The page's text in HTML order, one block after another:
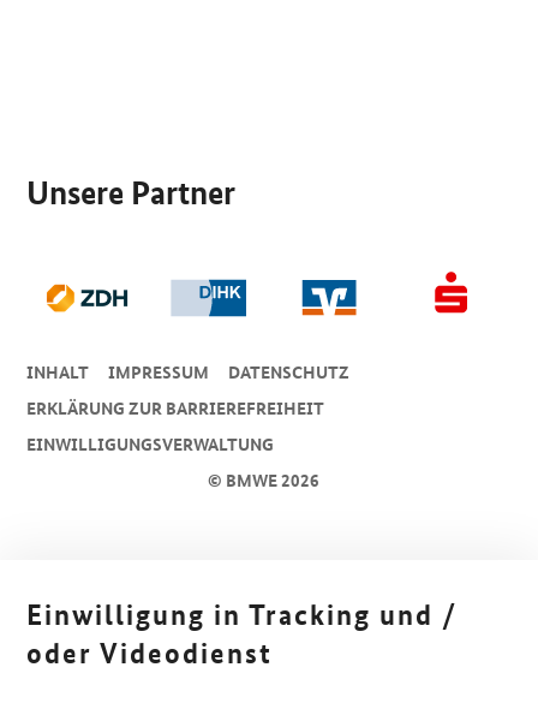
Unsere Partner
© BMWE 2026
INHALT IMPRESSUM
DA­TEN­SCHUTZ
ERKLÄRUNG ZUR BARRIEREFREIHEIT
EINWILLIGUNGSVERWALTUNG
Einwilligung in Tracking und /
oder Videodienst